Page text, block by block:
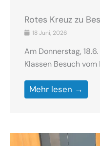
Rotes Kreuz zu
18 Juni, 2026
Am Donnerstag,
Klassen Besuch vom
Mehr lesen →